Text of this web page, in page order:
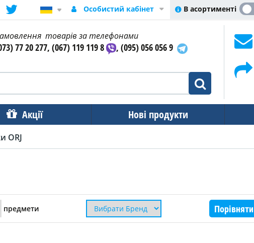
В асортименті
ТАК
Особистий кабінет
товарів за телефонами
77 20 277, (067) 119 119 8 , (095) 056 056 9
Акції Нові продукти
ORJ
Порівняти
предмети